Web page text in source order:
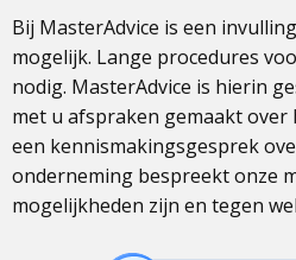
Bij MasterAdvice is een
mogelijk. Lange procedures
nodig. MasterAdvice is hierin
met u afspraken gemaakt over
een kennismakingsgesprek
onderneming bespreekt onze
mogelijkheden zijn en tegen